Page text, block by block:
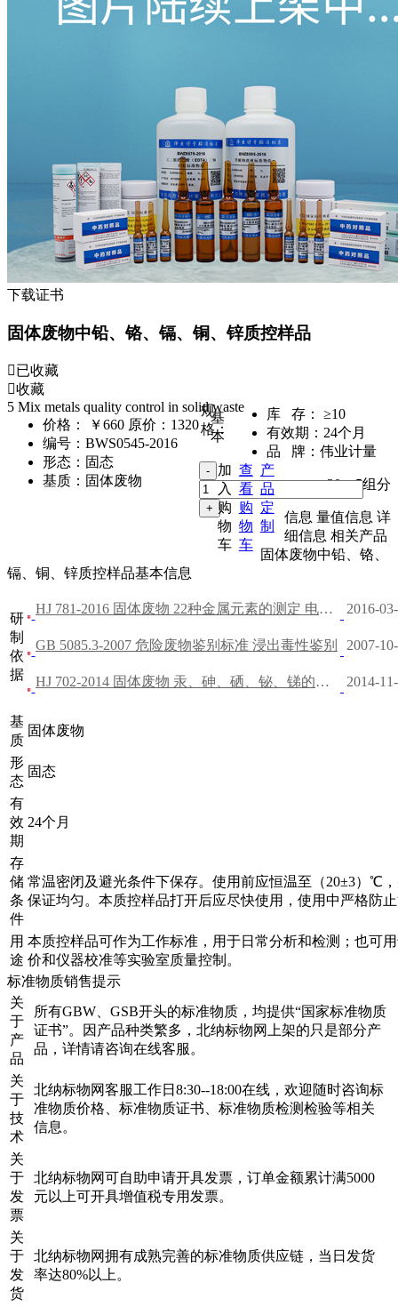
下载证书
固体废物中铅、铬、镉、铜、锌质控样品
已收藏
收藏
5 Mix metals quality control in solid waste
价格：
￥660 原价：1320
编号： BWS0545-2016
形态： 固态
基质： 固体废物
库 存：
≥10
有效期： 24个月
品 牌： 伟业计量
规
格：
20g,5组分
加
入
购
物
车
查
看
购
物
车
产
品
定
制
基
本
信息 量值信息 详
细信息 相关产品
固体废物中铅、铬、
镉、铜、锌质控样品基本信息
研
制
依
据
HJ 781-2016 固体废物 22种金属元素的测定 电感耦合等离子体发射光谱法 2016-
GB 5085.3-2007 危险废物鉴别标准 浸出毒性鉴别 2007-
HJ 702-2014 固体废物 汞、砷、硒、铋、锑的测定 微波消解原子荧光法 2014-
基
质
固体废物
形
态
固态
有
效
期
24个月
存
储
条
件
常温密闭及避光条件下保存。使用前应恒温至（20±3）℃
保证均匀。本质控样品打开后应尽快使用，使用中严格防
用
途
本质控样品可作为工作标准，用于日常分析和检测；也可
价和仪器校准等实验室质量控制。
标准物质销售提示
关
于
产
品
所有GBW、GSB开头的标准物质，均提供“国家标准物质
证书”。因产品种类繁多，北纳标物网上架的只是部分产
品，详情请咨询在线客服。
关
于
技
术
北纳标物网客服工作日8:30--18:00在线，欢迎随时咨询标
准物质价格、标准物质证书、标准物质检测检验等相关
信息。
关
于
发
票
北纳标物网可自助申请开具发票，订单金额累计满5000
元以上可开具增值税专用发票。
关
于
发
货
北纳标物网拥有成熟完善的标准物质供应链，当日发货
率达80%以上。